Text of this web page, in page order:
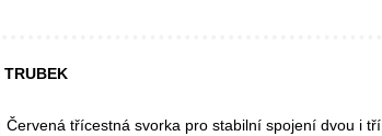
TRUBEK
Červená třícestná svorka pro stabilní spojení dvou i